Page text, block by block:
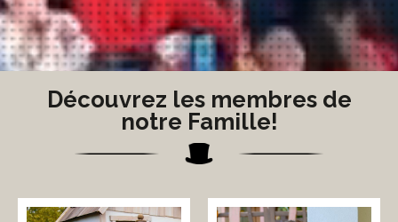
Découvrez les membres de
notre Famille!